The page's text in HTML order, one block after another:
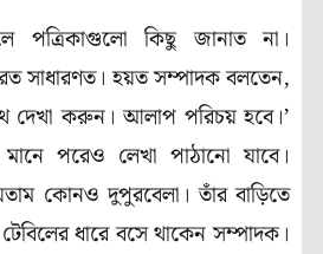
পত্রিকাগুলো কিছু জানাত না।
সাধারণত। হয়ত সম্পাদক বলতেন,
দেখা করুন। আলাপ পরিচয় হবে।’
পরেও লেখা পাঠানো যাবে।
কোনও দুপুরবেলা। তাঁর বাড়িতে
টেবিলের ধারে বসে থাকেন সম্পাদক।